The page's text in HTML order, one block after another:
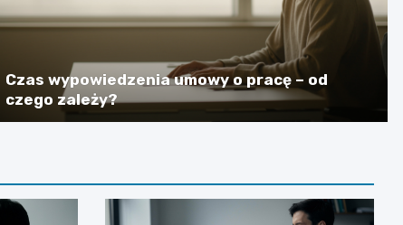
Czas wypowiedzenia umowy o pracę – od
czego zależy?